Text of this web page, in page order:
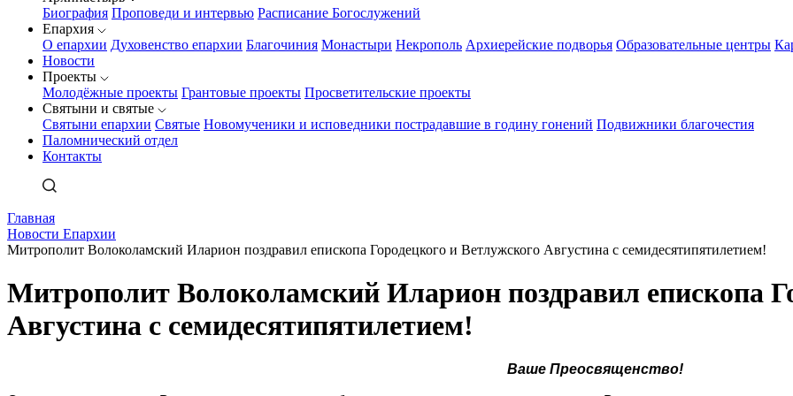
Биография Проповеди и интервью Расписание Богослужений
Епархия
О епархии Духовенство епархии Благочиния Монастыри Некрополь Архиерейские подворья Образовательные центры
Новости
Проекты
Молодёжные проекты Грантовые проекты Просветительские проекты
Святыни и святые
Святыни епархии Святые Новомученики и исповедники пострадавшие в годину гонений Подвижники благочестия
Паломнический отдел
Контакты
Главная
Новости Епархии
Митрополит Волоколамский Иларион поздравил епископа Городецкого и Ветлужского Августина с семидесятипятилетием!
Митрополит Волоколамский Иларион поздравил епископа
Августина с семидесятипятилетием!
Ваше Преосвященство!